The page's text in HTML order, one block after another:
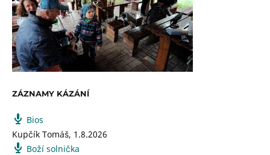
ZÁZNAMY KÁZÁNÍ
Bios
Kupčík Tomáš, 1.8.2026
Boží solnička